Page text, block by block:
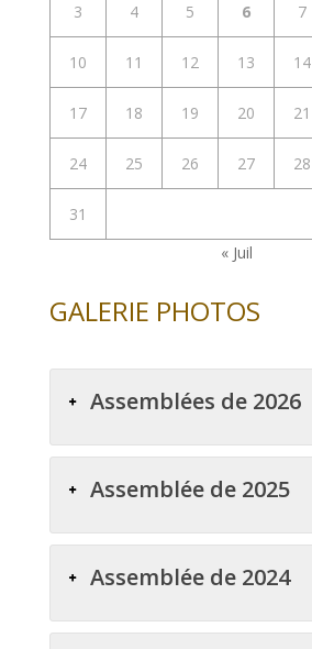
3 4 5 6 7
10 11 12 13 14
17 18 19 20 21
24 25 26 27 28
31
« Juil
GALERIE PHOTOS
Assemblées de 2026
Assemblée de 2025
Assemblée de 2024